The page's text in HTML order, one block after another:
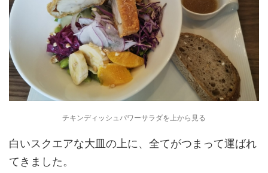
チキンディッシュパワーサラダを上から見る
白いスクエアな大皿の上に、全てがつまって運ばれ
てきました。